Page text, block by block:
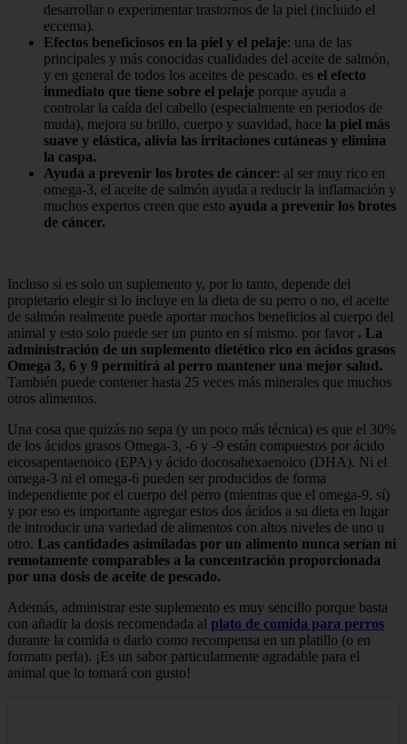
desarrollar o experimentar trastornos de la piel (incluido el
eccema).
Efectos beneficiosos en la piel y el pelaje: una de las
principales y más conocidas cualidades del aceite de salmón,
y en general de todos los aceites de pescado, es el efecto
inmediato que tiene sobre el pelaje porque ayuda a
controlar la caída del cabello (especialmente en periodos de
muda), mejora su brillo, cuerpo y suavidad, hace la piel más
suave y elástica, alivia las irritaciones cutáneas y elimina
la caspa.
Ayuda a prevenir los brotes de cáncer: al ser muy rico en
omega-3, el aceite de salmón ayuda a reducir la inflamación y
muchos expertos creen que esto ayuda a prevenir los brotes
de cáncer.
Incluso si es solo un suplemento y, por lo tanto, depende del
propietario elegir si lo incluye en la dieta de su perro o no, el aceite
de salmón realmente puede aportar muchos beneficios al cuerpo del
animal y esto solo puede ser un punto en sí mismo. por favor . La
administración de un suplemento dietético rico en ácidos grasos
Omega 3, 6 y 9 permitirá al perro mantener una mejor salud.
También puede contener hasta 25 veces más minerales que muchos
otros alimentos.
Una cosa que quizás no sepa (y un poco más técnica) es que el 30%
de los ácidos grasos Omega-3, -6 y -9 están compuestos por ácido
eicosapentaenoico (EPA) y ácido docosahexaenoico (DHA). Ni el
omega-3 ni el omega-6 pueden ser producidos de forma
independiente por el cuerpo del perro (mientras que el omega-9, sí)
y por eso es importante agregar estos dos ácidos a su dieta en lugar
de introducir una variedad de alimentos con altos niveles de uno u
otro. Las cantidades asimiladas por un alimento nunca serían ni
remotamente comparables a la concentración proporcionada
por una dosis de aceite de pescado.
Además, administrar este suplemento es muy sencillo porque basta
con añadir la dosis recomendada al plato de comida para perros
durante la comida o darlo como recompensa en un platillo (o en
formato perla). ¡Es un sabor particularmente agradable para el
animal que lo tomará con gusto!